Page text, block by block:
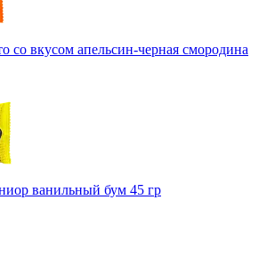
со вкусом апельсин-черная смородина
ванильный бум 45 гр